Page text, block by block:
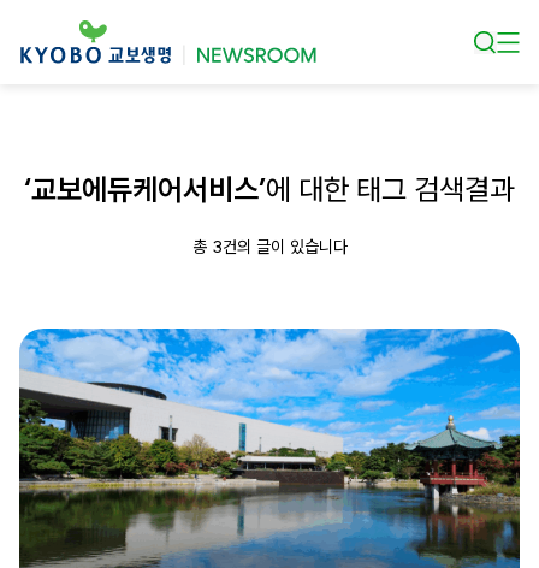
‘교보에듀케어서비스’에 대한 태그 검색결과
총 3건의 글이 있습니다